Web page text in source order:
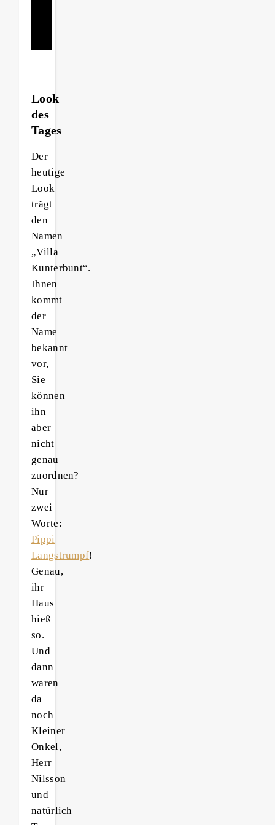
Look
des
Tages
Der
heutige
Look
trägt
den
Namen
„Villa
Kunterbunt“.
Ihnen
kommt
der
Name
bekannt
vor,
Sie
können
ihn
aber
nicht
genau
zuordnen?
Nur
zwei
Worte:
Pippi
Langstrumpf!
Genau,
ihr
Haus
hieß
so.
Und
dann
waren
da
noch
Kleiner
Onkel,
Herr
Nilsson
und
natürlich